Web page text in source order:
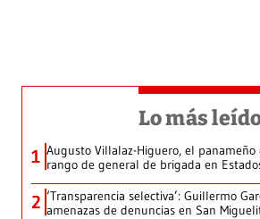
Lo más
1 Augusto Villalaz-Higuero, el panameño
rango de general de brigada en
2 ‘Transparencia selectiva’: Guillermo
amenazas de denuncias en San